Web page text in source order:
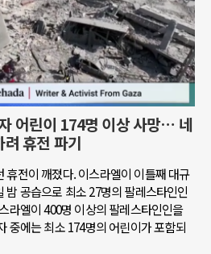
어린이 174명 이상 사망… 네
휴전 파기
휴전이 깨졌다. 이스라엘이 이틀째 대규
밤 공습으로 최소 27명의 팔레스타인인
라엘이 400명 이상의 팔레스타인인을
중에는 최소 174명의 어린이가 포함되